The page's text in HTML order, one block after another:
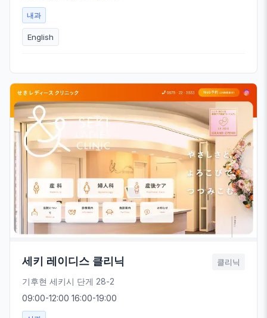
내과
English
세키 레이디스 클리닉 클리닉
기후현 세키시 단게 28-2
09:00-12:00 16:00-19:00